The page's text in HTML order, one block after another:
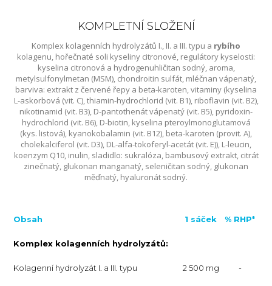
KOMPLETNÍ SLOŽENÍ
Komplex kolagenních hydrolyzátů I., II. a III. typu a rybího
kolagenu, hořečnaté soli kyseliny citronové, regulátory kyselosti:
kyselina citronová a hydrogenuhličitan sodný, aroma,
metylsulfonylmetan (MSM), chondroitin sulfát, mléčnan vápenatý,
barviva: extrakt z červené řepy a beta-karoten, vitaminy (kyselina
L-askorbová (vit. C), thiamin-hydrochlorid (vit. B1), riboflavin (vit. B2),
nikotinamid (vit. B3), D-pantothenát vápenatý (vit. B5), pyridoxin-
hydrochlorid (vit. B6), D-biotin, kyselina pteroylmonoglutamová
(kys. listová), kyanokobalamin (vit. B12), beta-karoten (provit. A),
cholekalciferol (vit. D3), DL-alfa-tokoferyl-acetát (vit. E)), L-leucin,
koenzym Q10, inulin, sladidlo: sukralóza, bambusový extrakt, citrát
zinečnatý, glukonan manganatý, seleničitan sodný, glukonan
měďnatý, hyaluronát sodný.
Obsah 1 sáček % RHP*
Komplex kolagenních hydrolyzátů:
Kolagenní hydrolyzát I. a III. typu 2 500 mg -